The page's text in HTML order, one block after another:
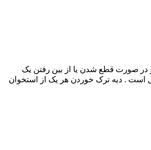
آن ، دیه کامل و در صورت قطع شدن یا از بین رفتن یک
است . دیه ترک خوردن هر یک از استخوان